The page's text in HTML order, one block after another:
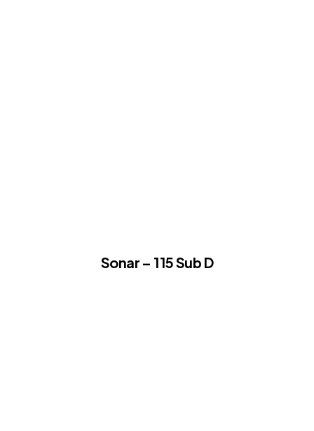
Sonar – 115 Sub D